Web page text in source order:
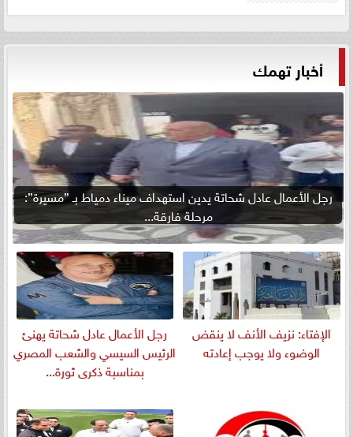
أخبار تهمك
رجل الأعمال عادل شحاتة يدين استهداف ميناء دمياط بـ ”مسيرة”:
مرحلة فارقة...
الإفتاء: نزيف الأنف لا ينقض
الوضوء ولا يوجب إعادته
رجل الأعمال عادل شحاتة يهنئ
الرئيس السيسي والشعب المصري
بمناسبة ذكرى ثورة...